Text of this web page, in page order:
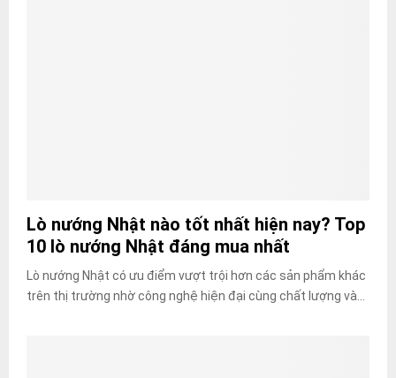
Lò nướng Nhật nào tốt nhất hiện nay? Top
10 lò nướng Nhật đáng mua nhất
Lò nướng Nhật có ưu điểm vượt trội hơn các sản phẩm khác
trên thị trường nhờ công nghệ hiện đại cùng chất lượng và...